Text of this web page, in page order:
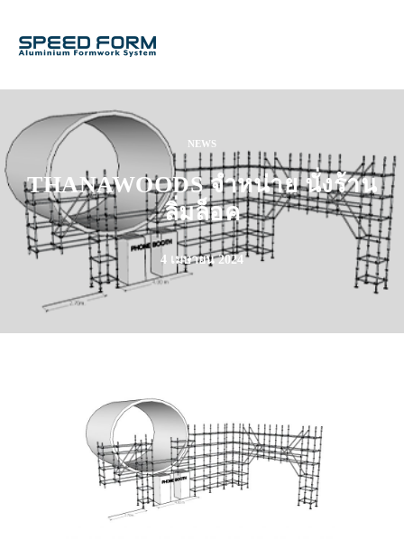
NEWS
THANAWOODS จำหน่าย นั่งร้าน
ลิ่มล็อค
4 เมษายน 2024